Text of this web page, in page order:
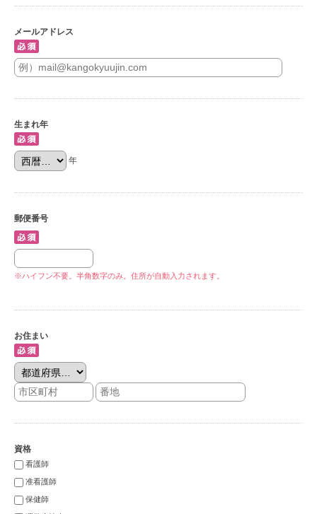
メールアドレス
生まれ年
年
郵便番号
※ハイフン不要。半角数字のみ。住所が自動入力されます。
お住まい
資格
看護師
准看護師
保健師